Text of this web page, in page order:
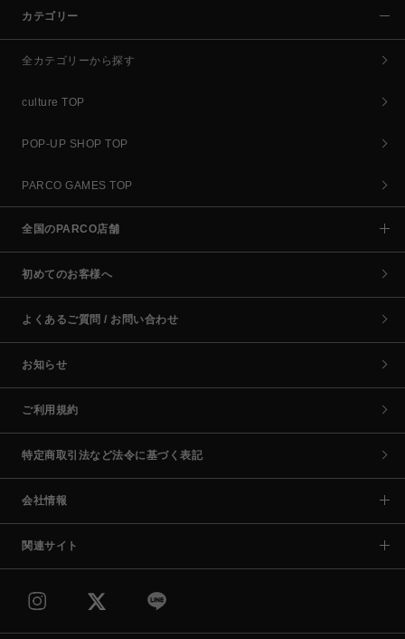
カテゴリー
全カテゴリーから探す
culture TOP
POP-UP SHOP TOP
PARCO GAMES TOP
全国のPARCO店舗
初めてのお客様へ
よくあるご質問 / お問い合わせ
お知らせ
ご利用規約
特定商取引法など法令に基づく表記
会社情報
関連サイト